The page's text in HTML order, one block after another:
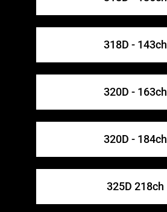
318D - 143ch
320D - 163ch
320D - 184ch
325D 218ch